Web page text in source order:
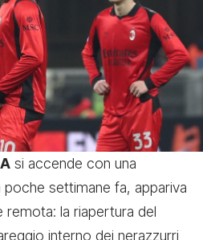
si accende con una
settimane fa, appariva
la riapertura del
interno dei nerazzurri